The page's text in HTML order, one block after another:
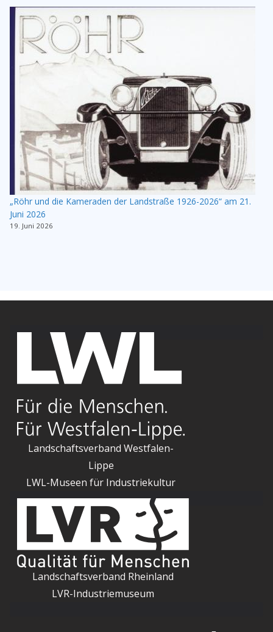
„Röhr und die Kameraden der Landstraße 1926-2026“ am 21.
Juni 2026
19. Juni 2026
Landschaftsverband Westfalen-
Lippe
LWL-Museen für Industriekultur
Landschaftsverband Rheinland
LVR-Industriemuseum